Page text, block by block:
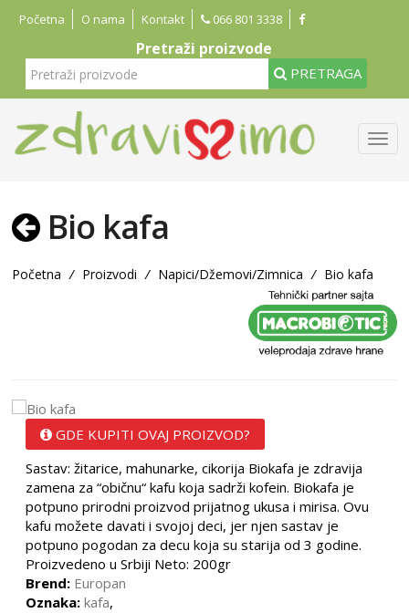
Početna O nama Kontakt 066 801 3338
Pretraži proizvode
PRETRAGA
Bio kafa
Početna / Proizvodi / Napici/Džemovi/Zimnica / Bio kafa
GDE KUPITI OVAJ PROIZVOD?
Sastav: žitarice, mahunarke, cikorija Biokafa je zdravija
zamena za “običnu“ kafu koja sadrži kofein. Biokafa je
potpuno prirodni proizvod prijatnog ukusa i mirisa. Ovu
kafu možete davati i svojoj deci, jer njen sastav je
potpuno pogodan za decu koja su starija od 3 godine.
Proizvedeno u Srbiji Neto: 200gr
Brend: Europan
Oznaka: kafa,